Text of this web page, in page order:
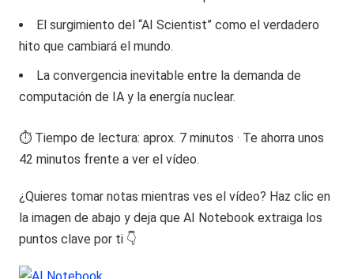
El surgimiento del “AI Scientist” como el verdadero
hito que cambiará el mundo.
La convergencia inevitable entre la demanda de
computación de IA y la energía nuclear.
⏱️ Tiempo de lectura: aprox. 7 minutos · Te ahorra unos
42 minutos frente a ver el vídeo.
¿Quieres tomar notas mientras ves el vídeo? Haz clic en
la imagen de abajo y deja que AI Notebook extraiga los
puntos clave por ti 👇